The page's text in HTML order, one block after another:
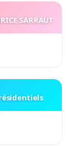
SARRAUT